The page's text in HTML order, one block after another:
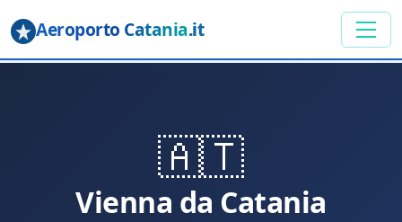
Aeroporto Catania.it
🇦🇹
Vienna da Catania